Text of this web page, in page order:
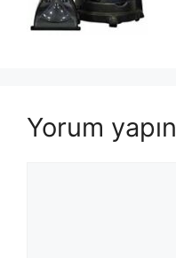
Yorum yapın